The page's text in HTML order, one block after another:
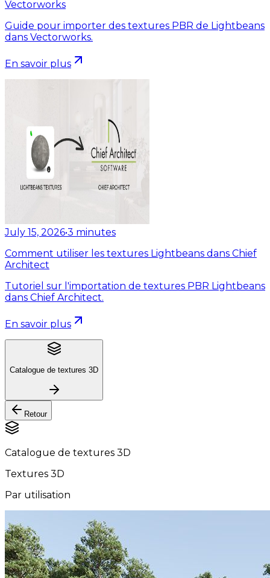
Vectorworks
Guide pour importer des textures PBR de Lightbeans
dans Vectorworks.
En savoir plus
July 15, 2026•3 minutes
Comment utiliser les textures Lightbeans dans Chief
Architect
Tutoriel sur l'importation de textures PBR Lightbeans
dans Chief Architect.
En savoir plus
Catalogue de textures 3D
Retour
Catalogue de textures 3D
Textures 3D
Par utilisation